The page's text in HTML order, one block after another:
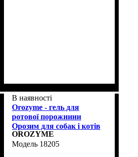
В наявності
Orozyme - гель для
ротової порожнини
Орозим для собак і котів
70 мл (18205)
OROZYME
18205